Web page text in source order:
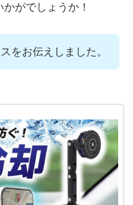
がでしょうか！
をお伝えしました。